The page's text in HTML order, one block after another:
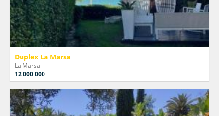
Duplex La Marsa
La Marsa
12 000 000